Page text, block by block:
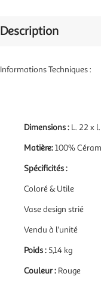
Description
Informations Techniques :
Dimensions : L. 22 x
Matière:100%
Spécificités :
Coloré & Utile
Vase design strié
Vendu à l'unité
Poids : 5,14 kg
Couleur : Rouge